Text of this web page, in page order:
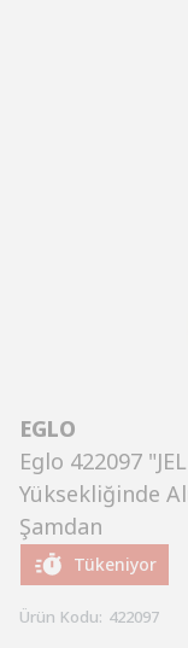
EGLO
Eglo 422097
Yüksekliğinde
Şamdan
Tükeniyor
Ürün Kodu: 422097